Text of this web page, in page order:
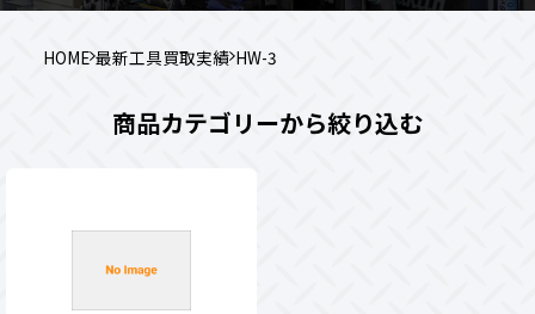
HOME 最新工具買取実績 HW-3
商品カテゴリーから絞り込む